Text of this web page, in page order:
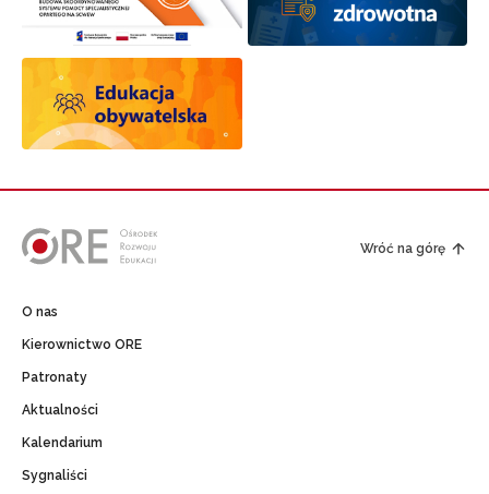
Wróć na górę
O nas
Kierownictwo ORE
Patronaty
Aktualności
Kalendarium
Sygnaliści